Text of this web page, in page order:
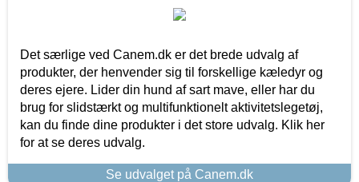
Det særlige ved Canem.dk er det brede udvalg af
produkter, der henvender sig til forskellige kæledyr og
deres ejere. Lider din hund af sart mave, eller har du
brug for slidstærkt og multifunktionelt aktivitetslegetøj,
kan du finde dine produkter i det store udvalg. Klik her
for at se deres udvalg.
Se udvalget på Canem.dk